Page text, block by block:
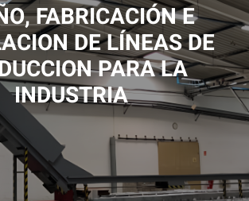
FABRICACIÓN E
DE LÍNEAS DE
PARA LA
INDUSTRIA